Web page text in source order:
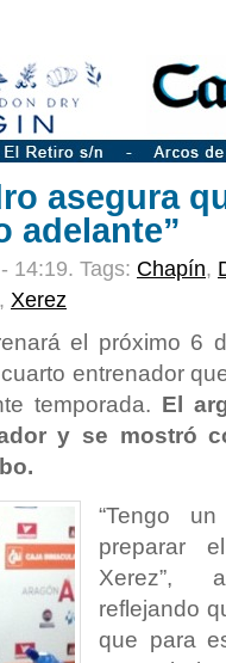
asegura
adelante”
14:19. Tags: Chapín,
, Xerez
el próximo 6
entrenador
temporada. El
y se mostró
“Tengo
preparar
Xerez”,
reflejando
que para